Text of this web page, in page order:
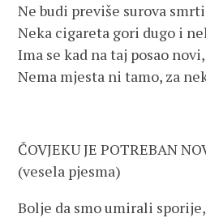
Ne budi previše surova
Neka cigareta gori dugo i
Ima se kad na taj posao novi,
Nema mjesta ni tamo, za
ČOVJEKU JE POTREBAN
(vesela pjesma)
Bolje da smo umirali sporije,